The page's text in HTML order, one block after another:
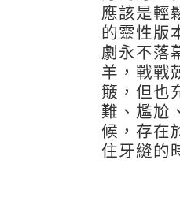
應該是輕
的靈性版
劇永不落
羊，戰戰
簸，但也
難、尷尬
候，存在
住牙縫的